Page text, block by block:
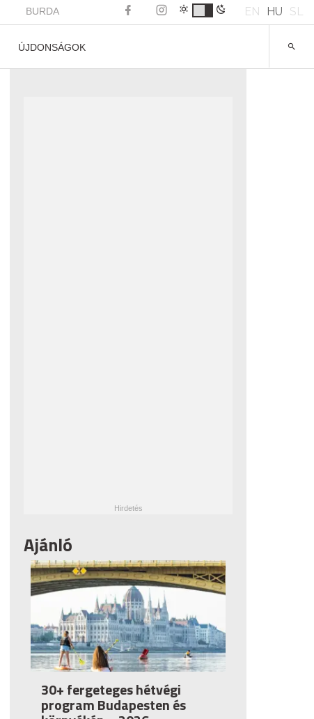
BURDA EN HU SL
ÚJDONSÁGOK
Ajánló
30+ fergeteges hétvégi
program Budapesten és